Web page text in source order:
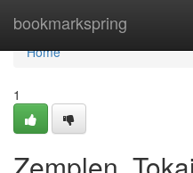
bookmarkspring
Home
Home
1